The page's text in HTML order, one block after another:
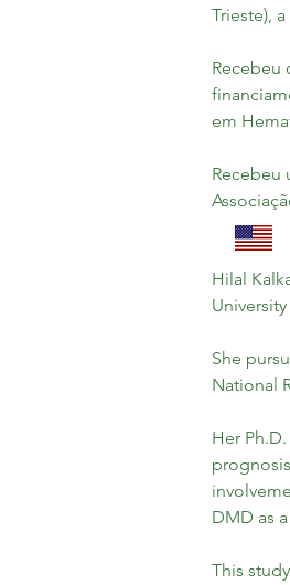
Trieste),
Recebeu
em
Recebeu
Hilal
She
National
Her
DMD as
This